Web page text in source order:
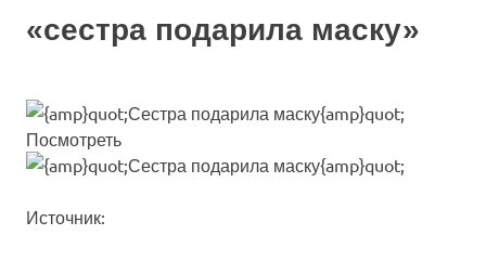
«сестра подарила маску»
Посмотреть
Источник: